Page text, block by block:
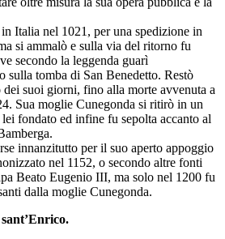
Italia nel 1021, per una spedizione in
si ammalò e sulla via del ritorno fu
secondo la leggenda guarì
sulla tomba di San Benedetto. Restò
suoi giorni, fino alla morte avvenuta a
Sua moglie Cunegonda si ritirò in un
fondato ed infine fu sepolta accanto al
innanzitutto per il suo aperto appoggio
nel 1152, o secondo altre fonti
Beato Eugenio III, ma solo nel 1200 fu
dalla moglie Cunegonda.